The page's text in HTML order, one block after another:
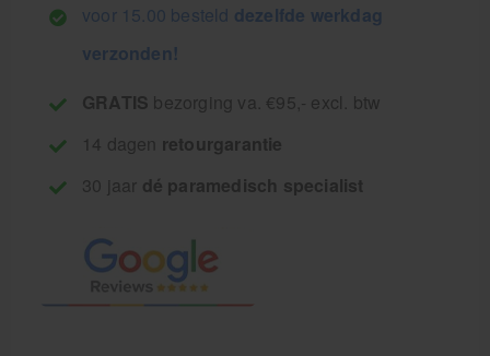
voor 15.00 besteld dezelfde werkdag
verzonden!
GRATIS bezorging va. €95,- excl. btw
14 dagen retourgarantie
30 jaar dé paramedisch specialist